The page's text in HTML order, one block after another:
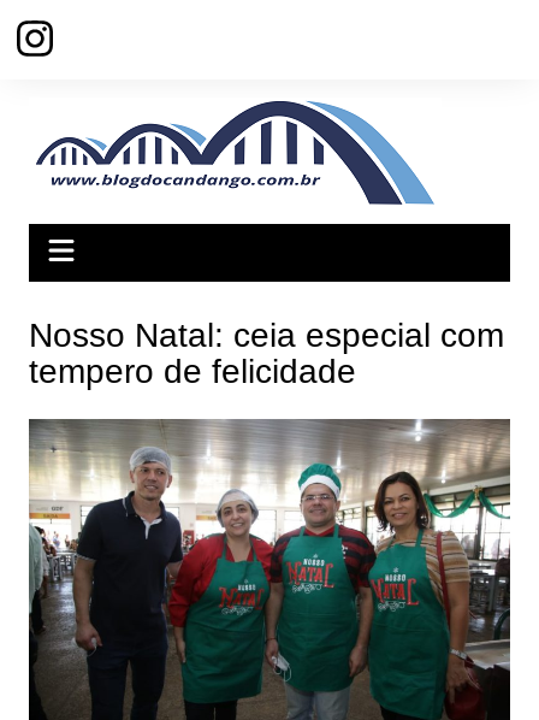
para
Nosso Natal: ceia especial com
tempero de felicidade